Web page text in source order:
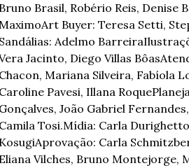
Brasil, Robério Reis, Denise
Buyer: Teresa Setti,
Adelmo
Jacinto, Diego Villas
Mariana Silveira, Fabíola
Pavesi, Illana
João Gabriel
Tosi.Mídia: Carla
Carla
Vilches, Bruno Montejorge,